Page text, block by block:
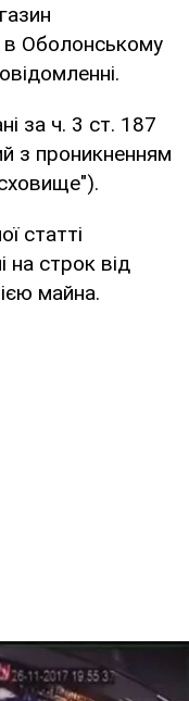
Оболонському
за ч. 3 ст. 187
з проникненням
статті
на строк від
майна.